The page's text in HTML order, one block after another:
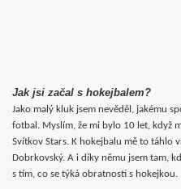
Jak jsi začal s hokejbalem?
Jako malý kluk jsem nevěděl, jakému
fotbal. Myslím, že mi bylo 10 let, když
Svítkov Stars. K hokejbalu mě to táhlo
Dobrkovský. A i díky němu jsem tam,
s tím, co se týká obratnosti s hokejkou.